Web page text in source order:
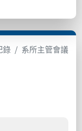
錄
系所主管會議